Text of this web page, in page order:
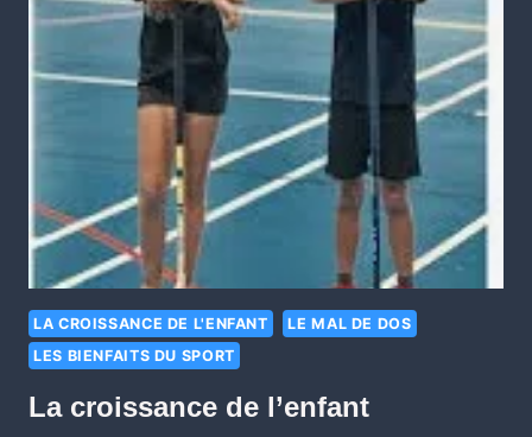
LA CROISSANCE DE L'ENFANT
LE MAL DE DOS
LES BIENFAITS DU SPORT
La croissance de l’enfant